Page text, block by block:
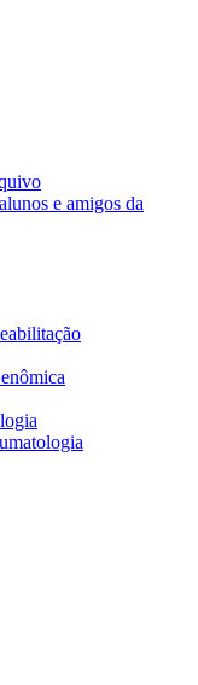
e amigos da